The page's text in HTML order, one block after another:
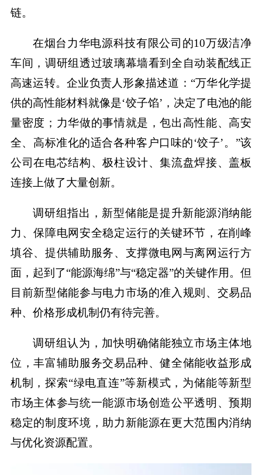
链。
在烟台力华电源科技有限公司的10万级洁净
车间，调研组透过玻璃幕墙看到全自动装配线正
高速运转。企业负责人形象描述道：“万华化学提
供的高性能材料就像是‘饺子馅’，决定了电池的能
量密度；力华做的事情就是，包出高性能、高安
全、高标准化的适合各种客户口味的‘饺子’。”该
公司在电芯结构、极柱设计、集流盘焊接、盖板
连接上做了大量创新。
调研组指出，新型储能是提升新能源消纳能
力、保障电网安全稳定运行的关键环节，在削峰
填谷、提供辅助服务、支撑微电网与离网运行方
面，起到了“能源海绵”与“稳定器”的关键作用。但
目前新型储能参与电力市场的准入规则、交易品
种、价格形成机制仍有待完善。
调研组认为，加快明确储能独立市场主体地
位，丰富辅助服务交易品种、健全储能收益形成
机制，探索“绿电直连”等新模式，为储能等新型
市场主体参与统一能源市场创造公平透明、预期
稳定的制度环境，助力新能源在更大范围内消纳
与优化资源配置。